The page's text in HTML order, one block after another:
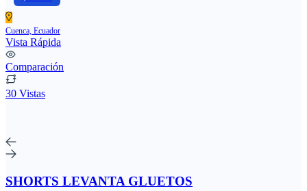
Cuenca, Ecuador
Vista Rápida
Comparación
30 Vistas
SHORTS LEVANTA GLUETOS